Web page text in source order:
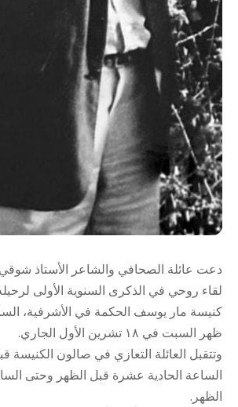
دعت عائلة الصحافي والشاعر الأستاذ
لقاء روحي في الذكرى السنوية الأولى
كنيسة مار يوسف الحكمة في الأشرفية،
ظهر السبت في ١٨ تشرين الأول الجاري.
وتتقبل العائلة التعازي في صالون الكنيسة
الساعة الحادية عشرة قبل الظهر وحتى
الظهر.